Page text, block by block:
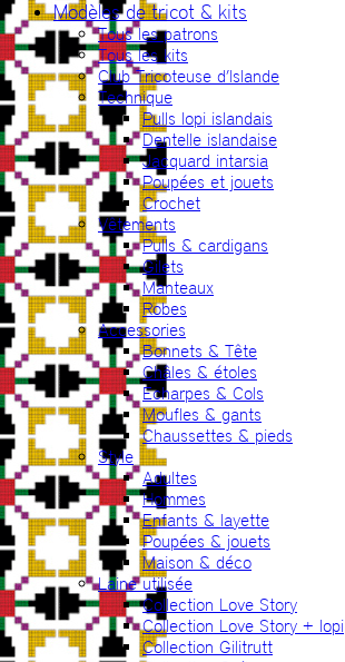
Modèles de tricot & kits
Tous les patrons
Tous les kits
Club Tricoteuse d’Islande
Technique
Pulls lopi islandais
Dentelle islandaise
Jacquard intarsia
Poupées et jouets
Crochet
Vêtements
Pulls & cardigans
Gilets
Manteaux
Robes
Accessories
Bonnets & Tête
Châles & étoles
Echarpes & Cols
Moufles & gants
Chaussettes & pieds
Style
Adultes
Hommes
Enfants & layette
Poupées & jouets
Maison & déco
Laine utilisée
Collection Love Story
Collection Love Story + lopi
Collection Gilitrutt